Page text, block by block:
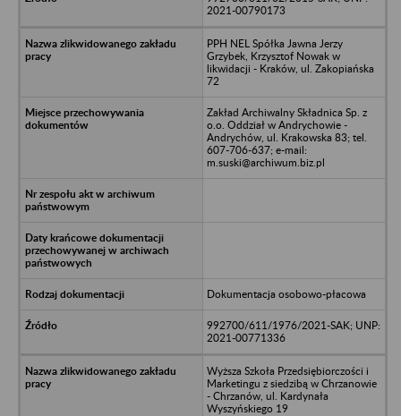
2021-00790173
PPH NEL Spółka Jawna Jerzy
Grzybek, Krzysztof Nowak w
likwidacji - Kraków, ul. Zakopiańska
72
Zakład Archiwalny Składnica Sp. z
o.o. Oddział w Andrychowie -
Andrychów, ul. Krakowska 83; tel.
607-706-637; e-mail:
m.suski@archiwum.biz.pl
Dokumentacja osobowo-płacowa
992700/611/1976/2021-SAK; UNP:
2021-00771336
Wyższa Szkoła Przedsiębiorczości i
Marketingu z siedzibą w Chrzanowie
- Chrzanów, ul. Kardynała
Wyszyńskiego 19